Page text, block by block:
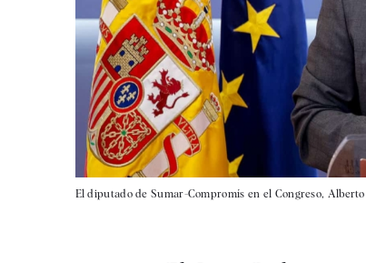
El diputado de Sumar-Compromís en el Congreso,